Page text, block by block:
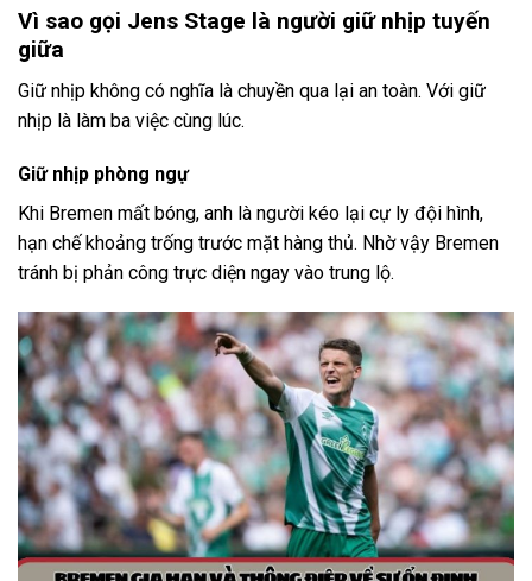
Vì sao gọi Jens Stage là người giữ nhịp tuyến
giữa
Giữ nhịp không có nghĩa là chuyền qua lại an toàn. Với giữ
nhịp là làm ba việc cùng lúc.
Giữ nhịp phòng ngự
Khi Bremen mất bóng, anh là người kéo lại cự ly đội hình,
hạn chế khoảng trống trước mặt hàng thủ. Nhờ vậy Bremen
tránh bị phản công trực diện ngay vào trung lộ.